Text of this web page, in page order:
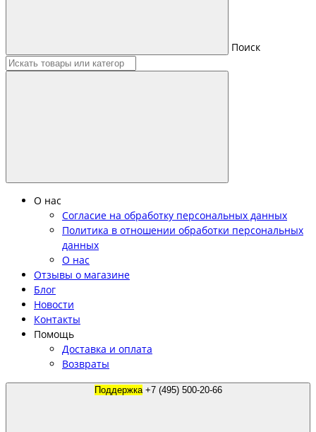
Поиск
О нас
Согласие на обработку персональных данных
Политика в отношении обработки персональных
данных
О нас
Отзывы о магазине
Блог
Новости
Контакты
Помощь
Доставка и оплата
Возвраты
Поддержка +7 (495) 500-20-66